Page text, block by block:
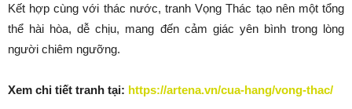
Kết hợp cùng với thác nước, tranh Vọng Thác tạo nên một tổng
thể hài hòa, dễ chịu, mang đến cảm giác yên bình trong lòng
người chiêm ngưỡng.
Xem chi tiết tranh tại: https://artena.vn/cua-hang/vong-thac/